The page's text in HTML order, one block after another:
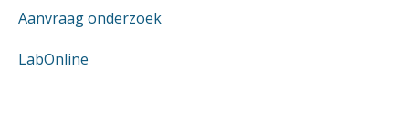
Aanvraag onderzoek
LabOnline